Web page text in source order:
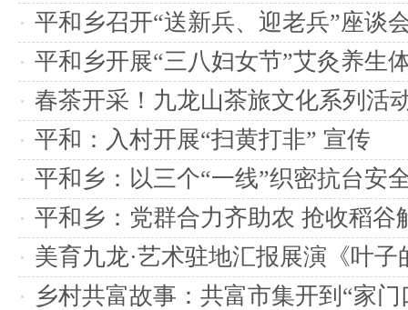
平和乡召开“送新兵、迎老兵”座谈
平和乡开展“三八妇女节”艾灸养生
春茶开采！九龙山茶旅文化系列活
法
平和：入村开展“扫黄打非” 宣传
平和乡：以三个“一线”织密抗台安
平和乡：党群合力齐助农 抢收稻谷
美育九龙·艺术驻地汇报展演《叶子
艺术与民间记忆》在平和乡举行
乡村共富故事：共富市集开到“家